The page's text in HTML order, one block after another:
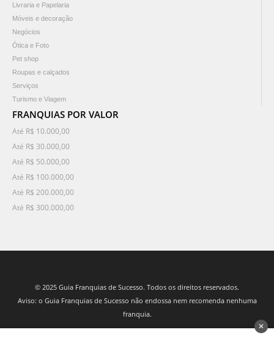
Livraria e Papelaria
Móveis e decoração
Negócios
Ótica e Foto
Pet shop
Roupas e calçados
Serviços
Turismo e Viagem
FRANQUIAS POR VALOR
Até R$ 10.000,00
Até R$ 30.000,00
Até R$ 50.000,00
Até R$ 100.000,00
Até R$ 200.000,00
Até R$ 300.000,00
© 2025 Guia Franquias de Sucesso. Todos os direitos reservados.
Aviso: o Guia Franquias de Sucesso não endossa nem recomenda nenhuma
franquia.
✕